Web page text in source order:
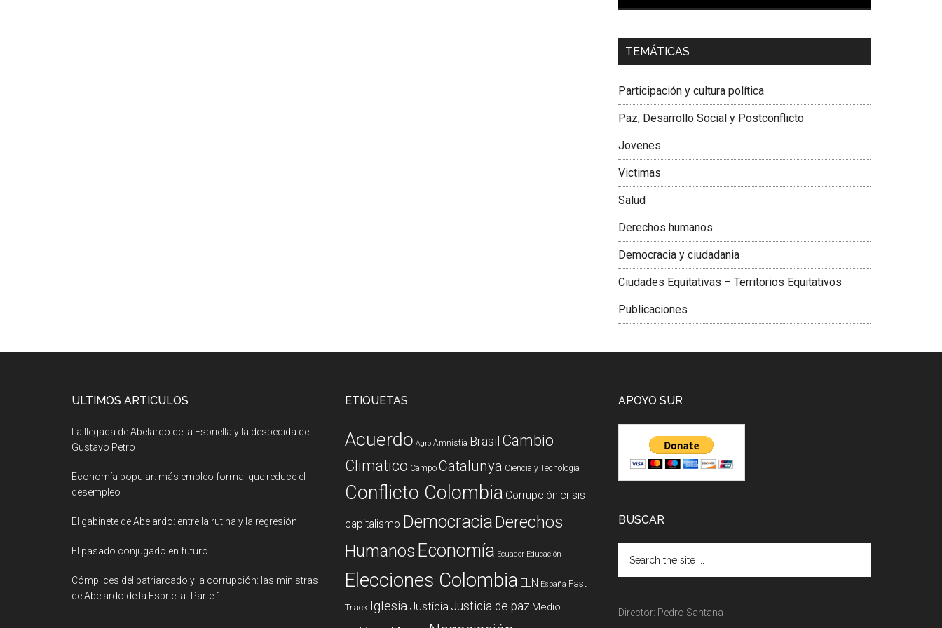
Dra. Carolina Corcho Mejía,
Latinoamericana Sur, Vicepresidenta Federación
TEMÁTICAS
Participación y cultura política
Paz, Desarrollo Social y Postconflicto
Jovenes
Victimas
Salud
Derechos humanos
Democracia y ciudadania
Ciudades Equitativas – Territorios Equitativos
Publicaciones
ULTIMOS ARTICULOS
La llegada de Abelardo de la Espriella y la despedida de
Gustavo Petro
Economía popular: más empleo formal que reduce el
desempleo
El gabinete de Abelardo: entre la rutina y la regresión
El pasado conjugado en futuro
Cómplices del patriarcado y la corrupción: las ministras
de Abelardo de la Espriella- Parte 1
ETIQUETAS
Acuerdo Agro Amnistia Brasil Cambio
Climatico Campo Catalunya Ciencia y Tecnología
Conflicto Colombia Corrupción crisis
capitalismo DemocraciaDerechos
Humanos Economía Ecuador Educación
Elecciones Colombia ELN España Fast
Track Iglesia Justicia Justicia de paz Medio
APOYO SUR
BUSCAR
Director: Pedro Santana